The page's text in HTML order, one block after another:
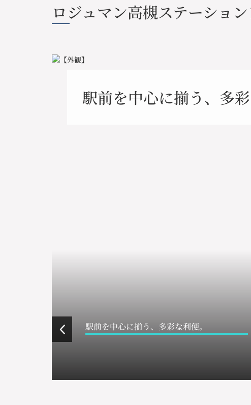
ロジュマン高槻ステーショ
駅前を中心に揃う、多彩
駅前を中心に揃う、多彩な利便。